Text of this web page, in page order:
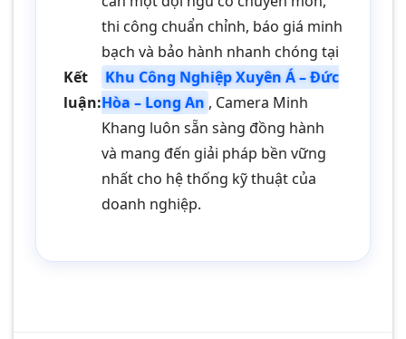
Kết
luận:
thi công chuẩn chỉnh, báo giá minh
bạch và bảo hành nhanh chóng tại
Khu Công Nghiệp Xuyên Á – Đức
Hòa – Long An , Camera Minh
Khang luôn sẵn sàng đồng hành
và mang đến giải pháp bền vững
nhất cho hệ thống kỹ thuật của
doanh nghiệp.